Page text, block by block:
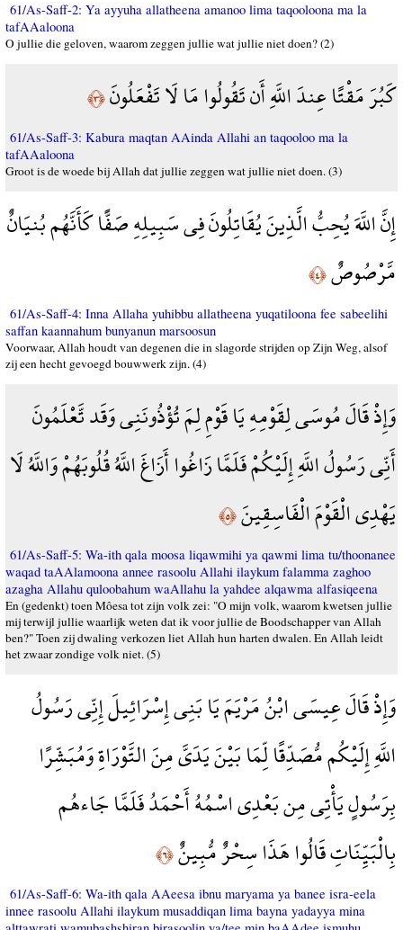
61/As-Saff-2: Ya ayyuha allatheena amanoo lima taqooloona ma la
tafAAaloona
O jullie die geloven, waarom zeggen jullie wat jullie niet doen? (2)
كَبُرَ مَقْتًا عِندَ اللَّهِ أَن تَقُولُوا مَا لَا تَفْعَلُونَ﴿٣﴾
61/As-Saff-3: Kabura maqtan AAinda Allahi an taqooloo ma la
tafAAaloona
Groot is de woede bij Allah dat jullie zeggen wat jullie niet doen. (3)
إِنَّ اللَّهَ يُحِبُّ الَّذِينَ يُقَاتِلُونَ فِي سَبِيلِهِ صَفًّا كَأَنَّهُم بُنيَانٌ
مَّرْصُوصٌ﴿٤﴾
61/As-Saff-4: Inna Allaha yuhibbu allatheena yuqatiloona fee sabeelihi
saffan kaannahum bunyanun marsoosun
Voorwaar, Allah houdt van degenen die in slagorde strijden op Zijn Weg, alsof
zij een hecht gevoegd bouwwerk zijn. (4)
وَإِذْ قَالَ مُوسَى لِقَوْمِهِ يَا قَوْمِ لِمَ تُؤْذُونَنِي وَقَد تَّعْلَمُونَ
أَنِّي رَسُولُ اللَّهِ إِلَيْكُمْ فَلَمَّا زَاغُوا أَزَاغَ اللَّهُ قُلُوبَهُمْ وَاللَّهُ لَا
يَهْدِي الْقَوْمَ الْفَاسِقِينَ﴿٥﴾
61/As-Saff-5: Wa-ith qala moosa liqawmihi ya qawmi lima tu/thoonanee
waqad taAAlamoona annee rasoolu Allahi ilaykum falamma zaghoo
azagha Allahu quloobahum waAllahu la yahdee alqawma alfasiqeena
En (gedenkt) toen Môesa tot zijn volk zei: "O mijn volk, waarom kwetsen jullie
mij terwijl jullie waarlijk weten dat ik voor jullie de Boodschapper van Allah
ben?" Toen zij dwaling verkozen liet Allah hun harten dwalen. En Allah leidt
het zwaar zondige volk niet. (5)
وَإِذْ قَالَ عِيسَى ابْنُ مَرْيَمَ يَا بَنِي إِسْرَائِيلَ إِنِّي رَسُولُ
اللَّهِ إِلَيْكُم مُّصَدِّقًا لِّمَا بَيْنَ يَدَيَّ مِنَ التَّوْرَاةِ وَمُبَشِّرًا
بِرَسُولٍ يَأْتِي مِن بَعْدِي اسْمُهُ أَحْمَدُ فَلَمَّا جَاءهُم
بِالْبَيِّنَاتِ قَالُوا هَذَا سِحْرٌ مُّبِينٌ﴿٦﴾
61/As-Saff-6: Wa-ith qala AAeesa ibnu maryama ya banee isra-eela
innee rasoolu Allahi ilaykum musaddiqan lima bayna yadayya mina